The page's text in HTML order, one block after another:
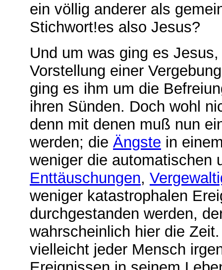
ein völlig anderer als
Stichwort!es also Jesus?
Und um was ging es
Vorstellung einer
ging es ihm um die
ihren Sünden. Doch wohl
denn mit denen muß nun
werden; die Ängste in
weniger die automatischen
Enttäuschungen,
weniger katastrophalen
durchgestanden werden,
wahrscheinlich hier die
vielleicht jeder Mensch